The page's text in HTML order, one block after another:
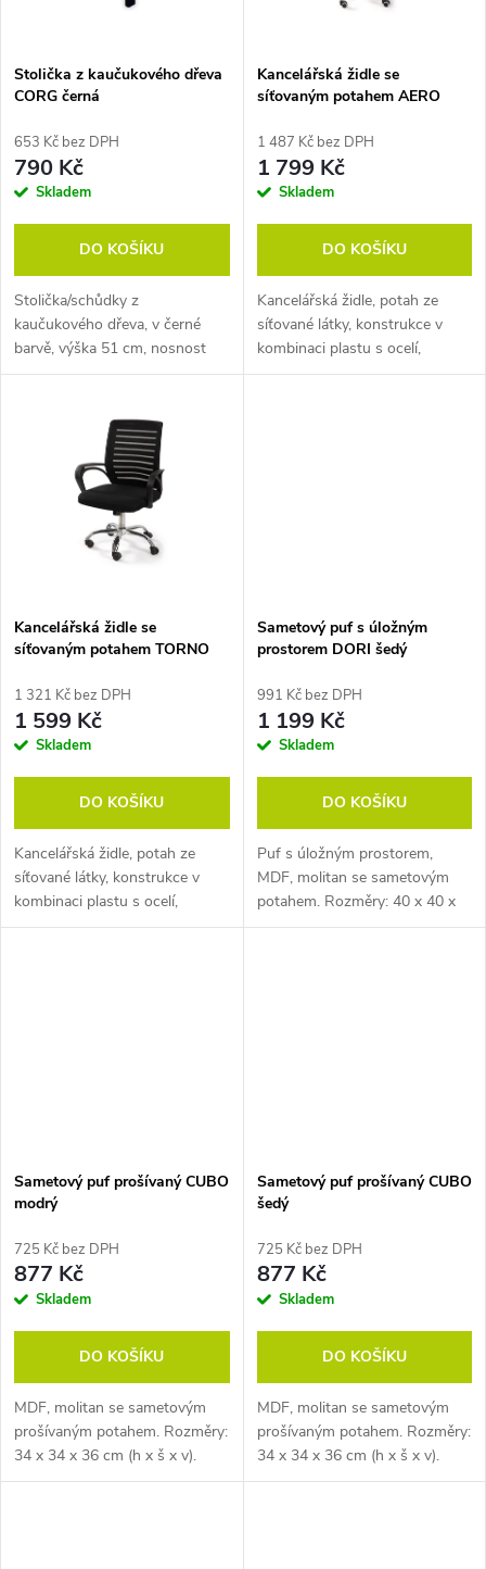
p
r
o
u
k
s
p
r
o
d
u
k
Stolička z kaučukového dřeva
CORG černá
653 Kč bez DPH
790 Kč
Skladem
DO KOŠÍKU
Stolička/schůdky z
kaučukového dřeva, v černé
barvě, výška 51 cm, nosnost
120 kg.
Kancelářská židle se
síťovaným potahem AERO
1 487 Kč bez DPH
1 799 Kč
Skladem
DO KOŠÍKU
Kancelářská židle, potah ze
síťované látky, konstrukce v
kombinaci plastu s ocelí,
nastavitelná výška. Rozměry:
Kancelářská židle se
síťovaným potahem TORNO
1 321 Kč bez DPH
1 599 Kč
Skladem
DO KOŠÍKU
Kancelářská židle, potah ze
síťované látky, konstrukce v
kombinaci plastu s ocelí,
nastavitelná výška. Rozměry:
Sametový puf s úložným
prostorem DORI šedý
991 Kč bez DPH
1 199 Kč
Skladem
DO KOŠÍKU
Puf s úložným prostorem,
MDF, molitan se sametovým
potahem. Rozměry: 40 x 40 x
40 cm (h x š x v).
Sametový puf prošívaný CUBO
modrý
725 Kč bez DPH
877 Kč
Skladem
DO KOŠÍKU
MDF, molitan se sametovým
prošívaným potahem. Rozměry:
34 x 34 x 36 cm (h x š x v).
Sametový puf prošívaný CUBO
šedý
725 Kč bez DPH
877 Kč
Skladem
DO KOŠÍKU
MDF, molitan se sametovým
prošívaným potahem. Rozměry:
34 x 34 x 36 cm (h x š x v).